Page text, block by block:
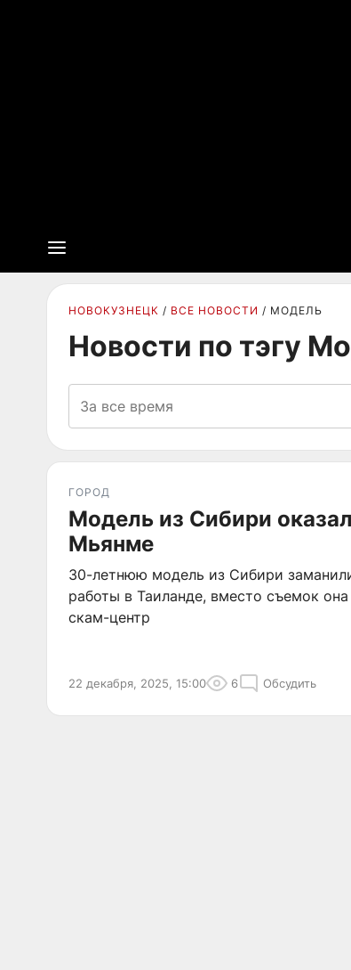
НОВОКУЗНЕЦК ВСЕ НОВОСТИ МОДЕЛЬ
Новости по тэгу
ГОРОД
Модель из Сибири
Мьянме
30-летнюю модель из Сибири
работы в Таиланде, вместо съемок
скам-центр
22 декабря, 2025, 15:00 6 Обсудить